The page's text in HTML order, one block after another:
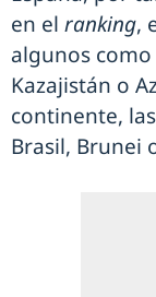
en el ranking,
algunos
Kazajistán o
continente,
Brasil, Brunei